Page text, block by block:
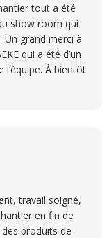
tout a été
show room qui
Un grand merci à
qui a été d’un
À bientôt
travail soigné,
en fin de
produits de